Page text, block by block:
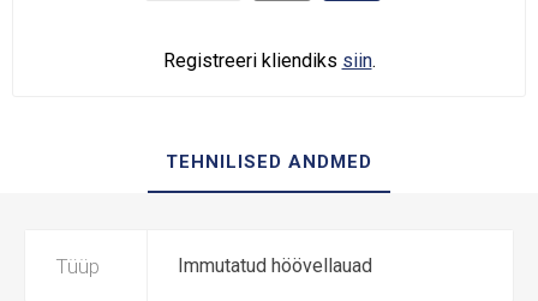
Registreeri kliendiks siin.
TEHNILISED ANDMED
Tüüp Immutatud höövellauad